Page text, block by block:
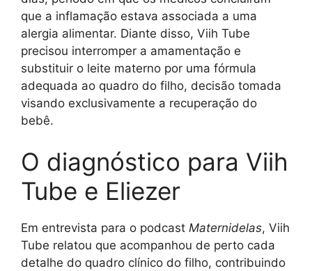
que a inflamação estava associada a uma
alergia alimentar. Diante disso, Viih Tube
precisou interromper a amamentação e
substituir o leite materno por uma fórmula
adequada ao quadro do filho, decisão tomada
visando exclusivamente a recuperação do
bebê.
O diagnóstico para Viih
Tube e Eliezer
Em entrevista para o podcast Maternidelas, Viih
Tube relatou que acompanhou de perto cada
detalhe do quadro clínico do filho, contribuindo